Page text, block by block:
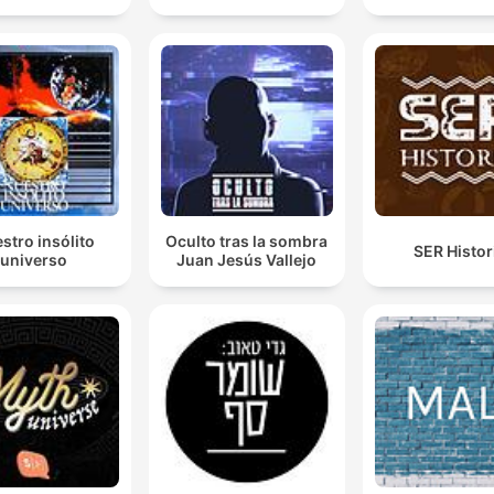
insólito
universo
Oculto tras la sombra
Juan Jesús Vallejo
SER